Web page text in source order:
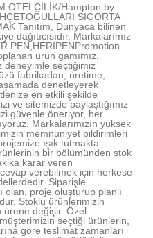
OTELCİLİK/Hampton by
SİGORTA
Tanıtım, Dünyaca bilinen
dağıtıcısıdır. Markalarımız
PEN,HERIPENPromotion
ürün gamımız,
deneyimle seçtiğimiz
fabrikadan, üretime;
denetleyerek
en etkili şekilde
ve sitemizde paylaştığımız
güvenle öneriyor, her
Markalarımızın yüksek
memnuniyet bildirimleri
ışık tutmakta..
bir bölümünden stok
karar veren
verebilmek için herkese
Siparişle
olan, proje oluşturup planlı
Stoklu ürünlerimizin
ürene değişir. Özel
seçtiği ürünlerin,
göre teslimat zamanları